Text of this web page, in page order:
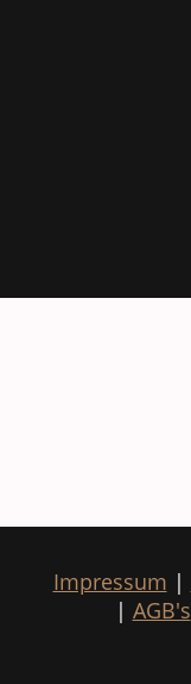
Impressum |
| AGB's